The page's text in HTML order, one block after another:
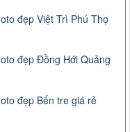
đẹp Việt Trì Phú Thọ
đẹp Đồng Hới Quảng
đẹp Bến tre giá rẻ